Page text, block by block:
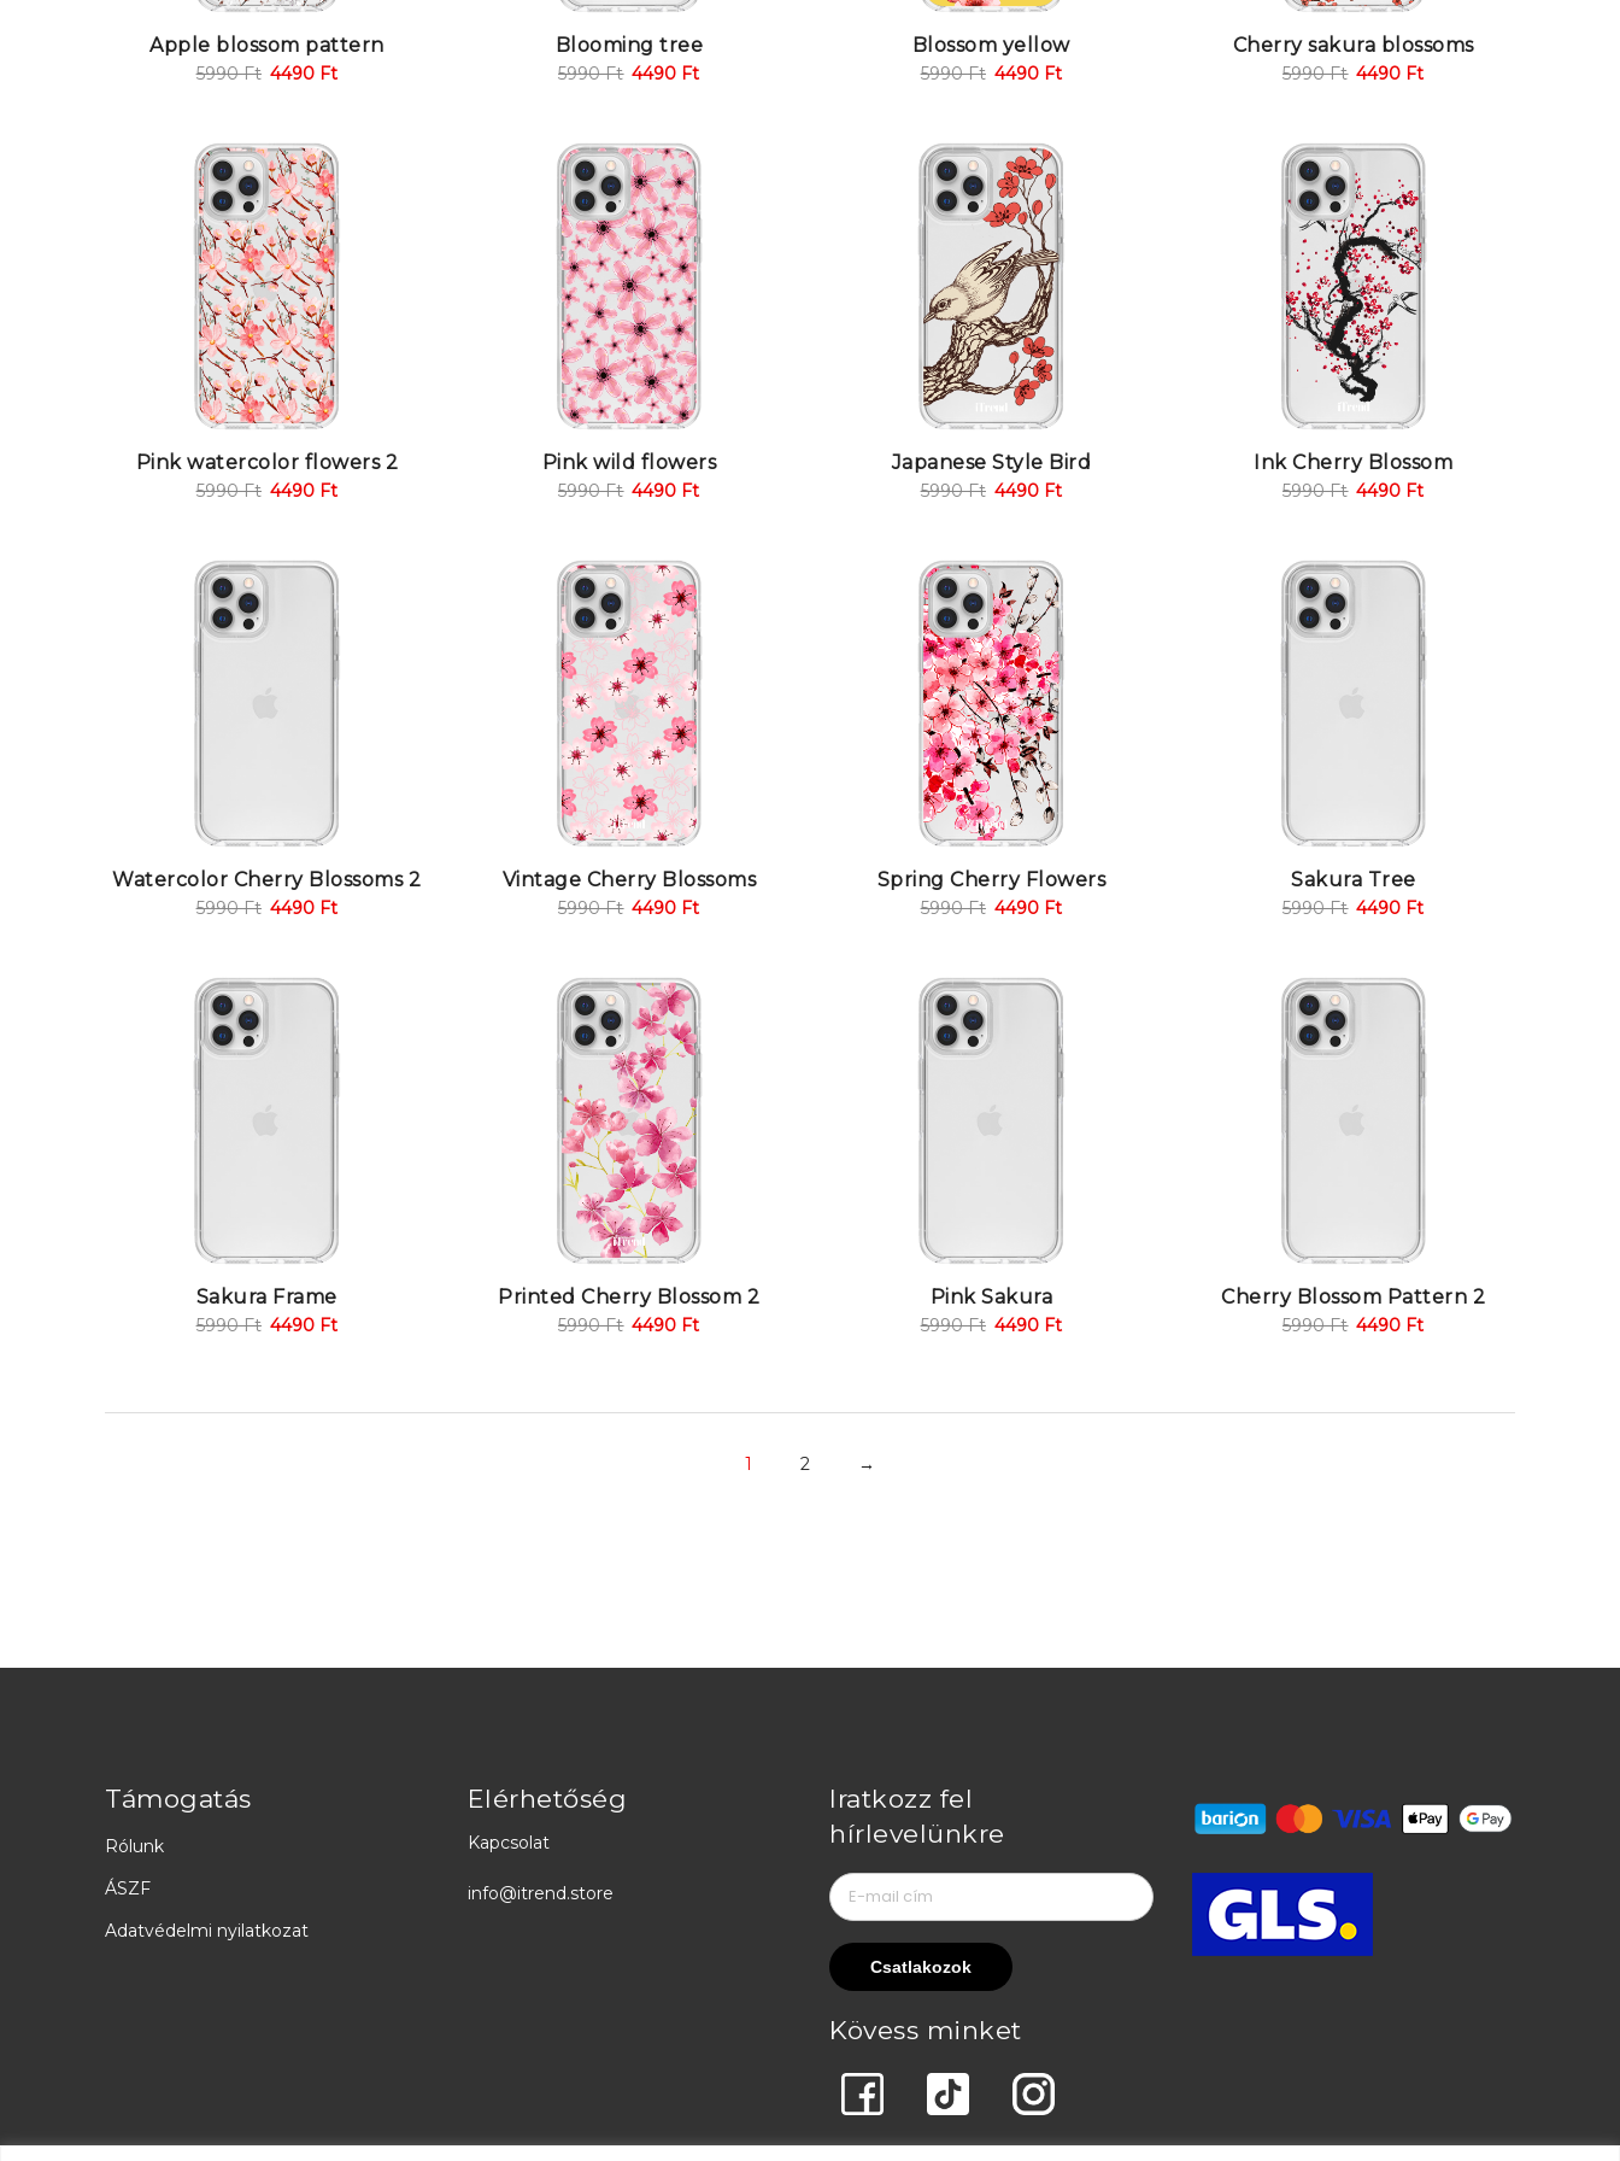
Apple blossom pattern
5990Ft 4490 Ft
Blooming tree
5990Ft 4490 Ft
Blossom yellow
5990Ft 4490 Ft
Cherry sakura blossoms
5990Ft 4490 Ft
Pink watercolor flowers 2
5990Ft 4490 Ft
Pink wild flowers
5990Ft 4490 Ft
Japanese Style Bird
5990Ft 4490 Ft
Ink Cherry Blossom
5990Ft 4490 Ft
Watercolor Cherry Blossoms 2
5990Ft 4490 Ft
Vintage Cherry Blossoms
5990Ft 4490 Ft
Spring Cherry Flowers
5990Ft 4490 Ft
Sakura Tree
5990Ft 4490 Ft
Sakura Frame
5990Ft 4490 Ft
Printed Cherry Blossom 2
5990Ft 4490 Ft
Pink Sakura
5990Ft 4490 Ft
Cherry Blossom Pattern 2
5990Ft 4490 Ft
1 2 →
Támogatás
Rólunk
ÁSZF
Adatvédelmi nyilatkozat
Elérhetőség
Kapcsolat
info@itrend.store
Iratkozz fel
hírlevelünkre
Kövess minket